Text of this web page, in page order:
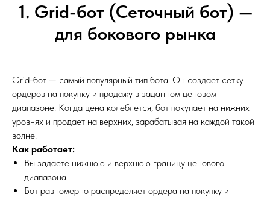
1. Grid-бот (Сеточный бот) —
для бокового рынка
Grid-бот — самый популярный тип бота. Он создает сетку
ордеров на покупку и продажу в заданном ценовом
диапазоне. Когда цена колеблется, бот покупает на нижних
уровнях и продает на верхних, зарабатывая на каждой такой
волне.
Как работает:
Вы задаете нижнюю и верхнюю границу ценового
диапазона
Бот равномерно распределяет ордера на покупку и